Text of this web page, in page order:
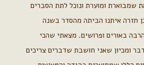
שמבוארת ומוערת ונוכל לתת הסברים
חזרה איתנו הביתה מהסדר בשנה
באורים ופרושים. מצאתי שהכי
ומכיון שאני חושבת שדברים צריכים